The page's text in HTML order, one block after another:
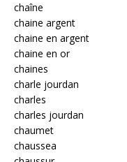
chaîne
chaine argent
chaine en argent
chaine en or
chaines
charle jourdan
charles
charles jourdan
chaumet
chaussea